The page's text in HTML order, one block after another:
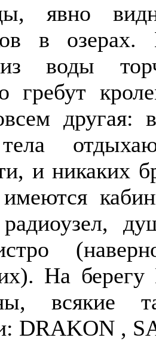
явно
в
воды
гребут
и никаких
радиоузел,
На берегу
DRAKON ,